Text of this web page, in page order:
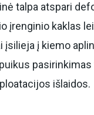
talpa atspari
įrenginio kaklas
įsilieja į kiemo
išlaidos.